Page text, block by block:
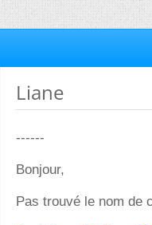
Liane
------
Bonjour,
Pas trouvé le nom de